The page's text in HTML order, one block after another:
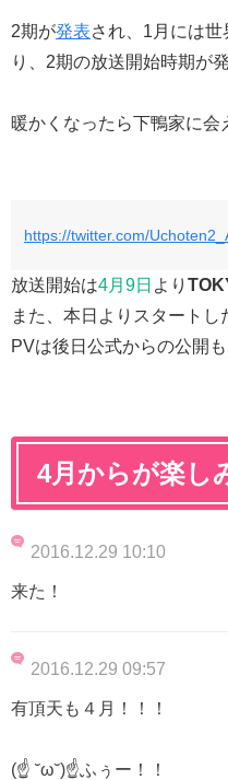
2期が発表され、1月には
り、2期の放送開始時期が発
暖かくなったら下鴨家に会
https://twitter.com/
放送開始は4月9日 より
また、本日よりスタートし
PVは後日公式からの公開
4月からが楽し
2016.12.29 10:10
来た！
2016.12.29 09:57
有頂天も４月！！！
(☝ ˘ω˘)☝ふぅー！！